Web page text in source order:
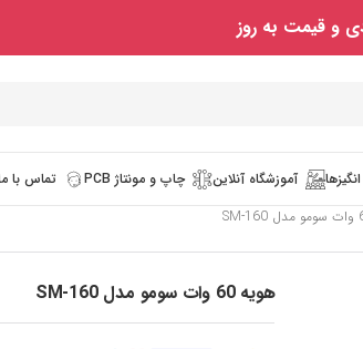
و قیمت به روز
آموزشگاه آنلاین چاپ و مونتاژ PCB تماس با
هویه 60 وات سومو مدل SM-160